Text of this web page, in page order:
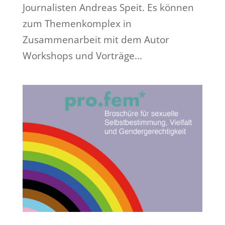
Journalisten Andreas Speit. Es können
zum Themenkomplex in
Zusammenarbeit mit dem Autor
Workshops und Vorträge...